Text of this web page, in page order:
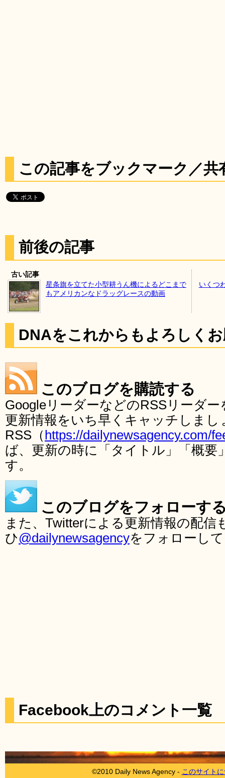
この記事をブックマーク／共
前後の記事
古い記事
星条旗を立てた小型耕うん機によるどこまで
もアメリカンなドラッグレースの動画
いくつ
DNAをこれからもよろしく
このブログを購読する
GoogleリーダーなどのRSSリーダ
更新情報をいち早くキャッチしま
RSS（ https://dailynewsagency.com/
ば、更新の時に「タイトル」「概要
す。
このブログをフォローす
また、Twitterによる更新情報の配
ひ@dailynewsagencyをフォローし
Facebook上のコメント一覧
©2010 Daily News Agency - このサイト